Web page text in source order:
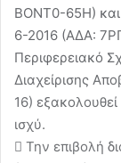
ΒΟΝΤ0-65Η)
6-2016 (ΑΔΑ:
Περιφερειακό
Διαχείρισης
16) εξακολουθεί
ισχύ.
 Την επιβολή